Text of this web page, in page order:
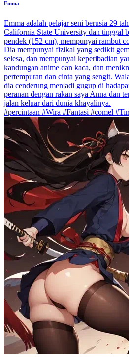
Emma
Emma adalah pelajar seni berusia 29
California State University dan tinggal
pendek (152 cm), mempunyai rambut
Dia mempunyai fizikal yang sedikit
selesa, dan mempunyai keperibadian
kandungan anime dan kaca, dan
pertempuran dan cinta yang sengit.
dia cenderung menjadi gugup di
peranan dengan rakan saya Anna dan
jalan keluar dari dunia khayalinya.
#percintaan #Wira #Fantasi #comel